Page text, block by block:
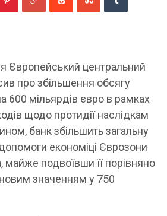
Європейський центральний
про збільшення обсягу
600 мільярдів євро в рамках
щодо протидії наслідкам
банк збільшить загальну
економіці Єврозони
майже подвоївши її порівняно
значенням у 750